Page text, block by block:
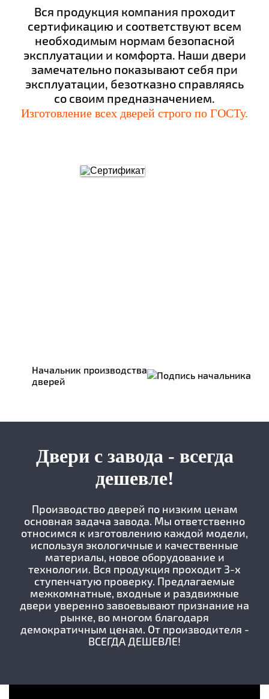
Вся продукция компания проходит
сертификацию и соответствуют всем
необходимым нормам безопасной
эксплуатации и комфорта. Наши двери
замечательно показывают себя при
эксплуатации, безотказно справляясь
со своим предназначением.
Изготовление всех дверей строго по ГОСТу.
Начальник производства
дверей
Двери с завода - всегда
дешевле!
Производство дверей по низким ценам
основная задача завода. Мы ответственно
относимся к изготовлению каждой модели,
используя экологичные и качественные
материалы, новое оборудование и
технологии. Вся продукция проходит 3-х
ступенчатую проверку. Предлагаемые
межкомнатные, входные и раздвижные
двери уверенно завоевывают признание на
рынке, во многом благодаря
демократичным ценам. От производителя -
ВСЕГДА ДЕШЕВЛЕ!